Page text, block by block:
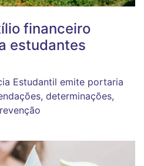
financeiro
estudantes
Estudantil emite portaria
determinações,